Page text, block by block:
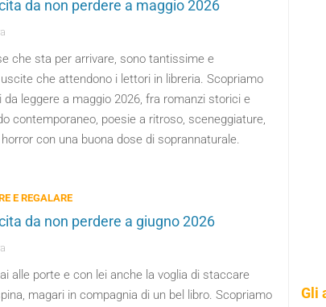
da non perdere a maggio 2026
che sta per arrivare, sono tantissime e
che attendono i lettori in libreria. Scopriamo
da leggere a maggio 2026, fra romanzi storici e
contemporaneo, poesie a ritroso, sceneggiature,
con una buona dose di soprannaturale.
E REGALARE
da non perdere a giugno 2026
alle porte e con lei anche la voglia di staccare
magari in compagnia di un bel libro. Scopriamo
Gli